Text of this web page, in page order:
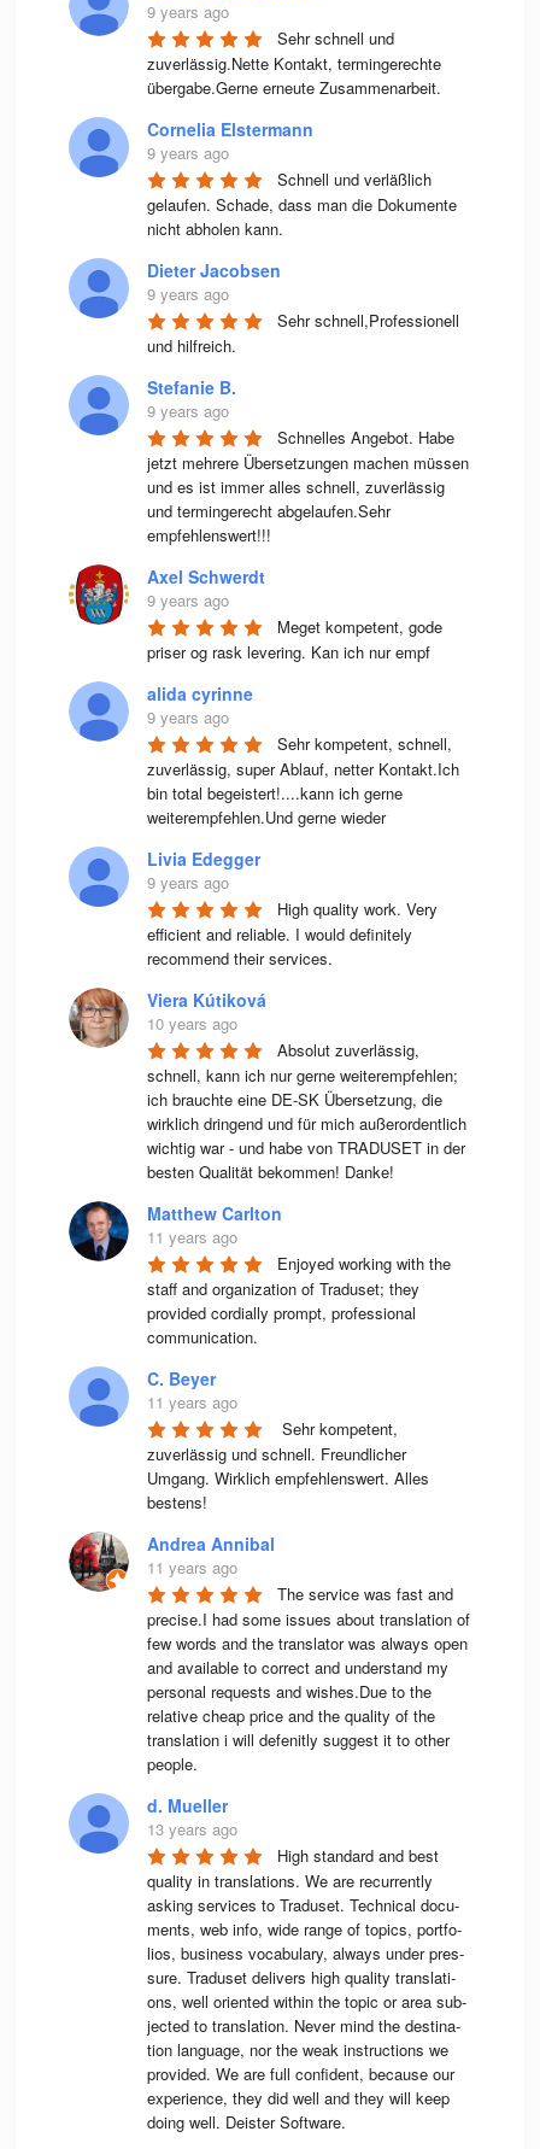
9 years ago
Sehr schnell und
zuverlässig.Nette Kontakt, termingerechte
übergabe.Gerne erneute Zusammenarbeit.
Cornelia Elstermann
9 years ago
Schnell und verläßlich
gelaufen. Schade, dass man die Dokumente
nicht abholen kann.
Dieter Jacobsen
9 years ago
Sehr schnell,Professionell
und hilfreich.
Stefanie B.
9 years ago
Schnelles Angebot. Habe
jetzt mehrere Übersetzungen machen müssen
und es ist immer alles schnell, zuverlässig
und termingerecht abgelaufen.Sehr
empfehlenswert!!!
Axel Schwerdt
9 years ago
Meget kompetent, gode
priser og rask levering. Kan ich nur empf
alida cyrinne
9 years ago
Sehr kompetent, schnell,
zuverlässig, super Ablauf, netter Kontakt.Ich
bin total begeistert!....kann ich gerne
weiterempfehlen.Und gerne wieder
Livia Edegger
9 years ago
High quality work. Very
efficient and reliable. I would definitely
recommend their services.
Viera Kútiková
10 years ago
Absolut zuverlässig,
schnell, kann ich nur gerne weiterempfehlen;
ich brauchte eine DE-SK Übersetzung, die
wirklich dringend und für mich außerordentlich
wichtig war - und habe von TRADUSET in der
besten Qualität bekommen! Danke!
Matthew Carlton
11 years ago
Enjoyed working with the
staff and organization of Traduset; they
provided cordially prompt, professional
communication.
C. Beyer
11 years ago
Sehr kompetent,
zuverlässig und schnell. Freundlicher
Umgang. Wirklich empfehlenswert. Alles
bestens!
Andrea Annibal
11 years ago
The service was fast and
precise.I had some issues about translation of
few words and the translator was always open
and available to correct and understand my
personal requests and wishes.Due to the
relative cheap price and the quality of the
translation i will defenitly suggest it to other
people.
d. Mueller
13 years ago
High stan­dard and best
qua­lity in trans­la­ti­ons. We are recur­rently
asking ser­vices to Tra­du­set. Tech­ni­cal docu­
ments, web info, wide range of topics, port­fo­
lios, busi­ness voca­bu­lary, always under pres­
sure. Tra­du­set deli­vers high qua­lity trans­la­ti­
ons, well ori­en­ted wit­hin the topic or area sub­
jec­ted to trans­la­tion. Never mind the desti­na­
tion lan­guage, nor the weak instruc­tions we
pro­vi­ded. We are full con­fi­dent, because our
expe­ri­ence, they did well and they will keep
doing well. Deis­ter Software.